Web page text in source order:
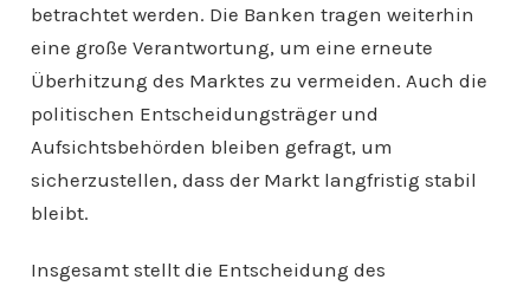
betrachtet werden. Die Banken tragen weiterhin
eine große Verantwortung, um eine erneute
Überhitzung des Marktes zu vermeiden. Auch die
politischen Entscheidungsträger und
Aufsichtsbehörden bleiben gefragt, um
sicherzustellen, dass der Markt langfristig stabil
bleibt.
Insgesamt stellt die Entscheidung des